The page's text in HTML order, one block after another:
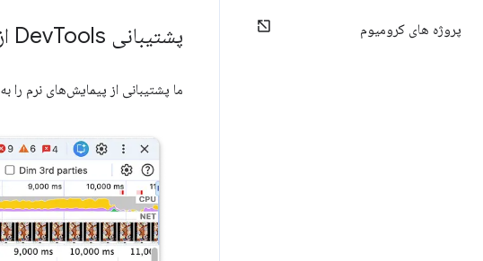
پروژه های کرومیوم پشتیبانی Dev Tools از ناوبری‌های نرم
ما پشتیبانی از پیمایش‌های نرم را به